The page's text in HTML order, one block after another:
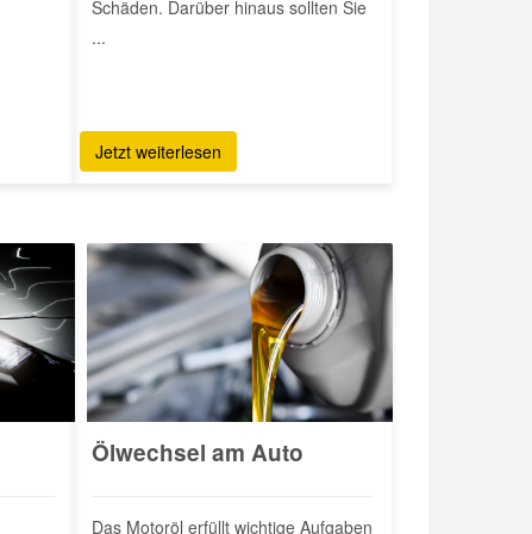
Schäden. Darüber hinaus sollten Sie
...
Jetzt weiterlesen
Ölwechsel am Auto
Das Motoröl erfüllt wichtige Aufgaben